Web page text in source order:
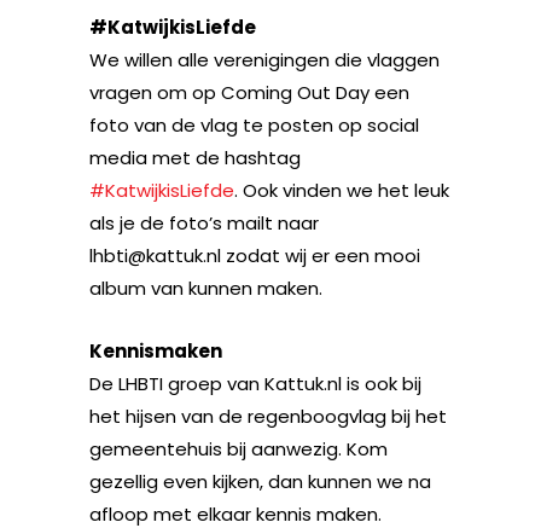
#KatwijkisLiefde
We willen alle verenigingen die vlaggen
vragen om op Coming Out Day een
foto van de vlag te posten op social
media met de hashtag
#KatwijkisLiefde. Ook vinden we het leuk
als je de foto’s mailt naar
lhbti@kattuk.nl zodat wij er een mooi
album van kunnen maken.
Kennismaken
De LHBTI groep van Kattuk.nl is ook bij
het hijsen van de regenboogvlag bij het
gemeentehuis bij aanwezig. Kom
gezellig even kijken, dan kunnen we na
afloop met elkaar kennis maken.